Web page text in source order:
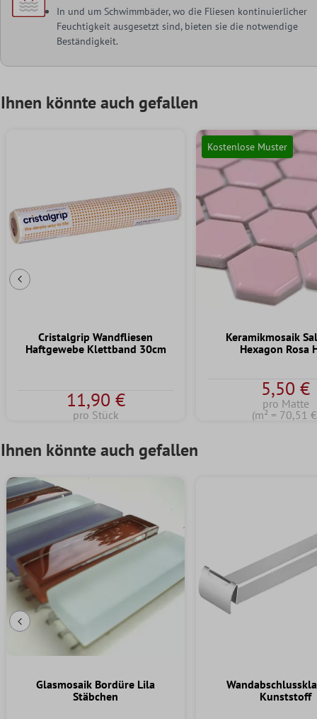
In und um Schwimmbäder, wo die Fliesen kontinuierlicher
Feuchtigkeit ausgesetzt sind, bieten sie die notwendige
Beständigkeit.
Ihnen könnte auch gefallen
Vorherige Folie
Cristalgrip Wandfliesen
Haftgewebe Klettband 30cm
11,90 €
pro Stück
Kostenlose Muster
Keramikmosaik
Hexagon Rosa
5,50 €
pro Matte
(m² = 70,51
Ihnen könnte auch gefallen
Vorherige Folie
Glasmosaik Bordüre Lila
Stäbchen
Kunststoff